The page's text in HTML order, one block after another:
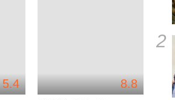
2
5.4 8.8